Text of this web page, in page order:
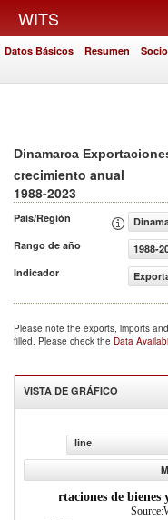
WITS
Datos Básicos Resumen
Dinamarca
crecimiento anual
1988-2023
País/Región
Rango de año
1988-
Indicador
Please note the exports, imports
filled. Please check the Data
VISTA DE GRÁFICO
line
Exportaciones de